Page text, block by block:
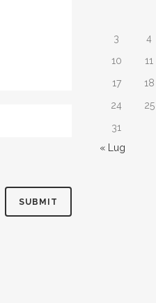
3
4
10
11
17
18
24
25
31
« Lug